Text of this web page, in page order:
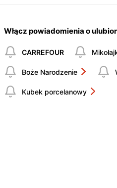
Włącz powiadomienia o
CARREFOUR
Boże Narodzenie
Kubek porcelanowy